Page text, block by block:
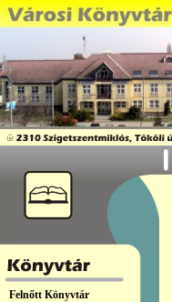
Felnőtt Könyvtár